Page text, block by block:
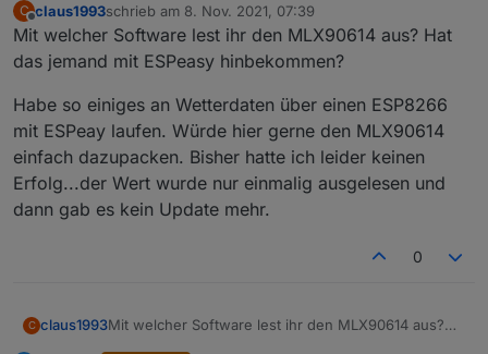
C
Offline
claus1993schrieb am 8. Nov. 2021, 07:39
zuletzt editiert von
Mit welcher Software lest ihr den MLX90614 aus? Hat
das jemand mit ESPeasy hinbekommen?
Habe so einiges an Wetterdaten über einen ESP8266
mit ESPeay laufen. Würde hier gerne den MLX90614
einfach dazupacken. Bisher hatte ich leider keinen
Erfolg...der Wert wurde nur einmalig ausgelesen und
dann gab es kein Update mehr.
0
C claus1993Mit welcher Software lest ihr den MLX90614 aus?